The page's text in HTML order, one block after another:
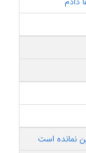
نمانده است